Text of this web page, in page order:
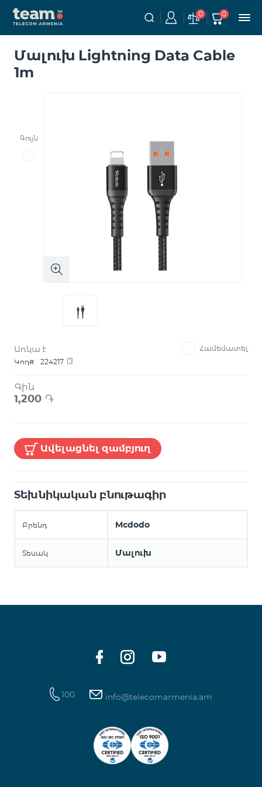
0 0
Մալուխ Lightning Data Cable
1m
Գույն
Առկա է
Համեմատել
Կոդ#
224217
Գին
1,200 ֏
Ավելացնել զամբյուղ
Տեխնիկական բնութագիր
Բրենդ Mcdodo
Տեսակ Մալուխ
100 info@telecomarmenia.am